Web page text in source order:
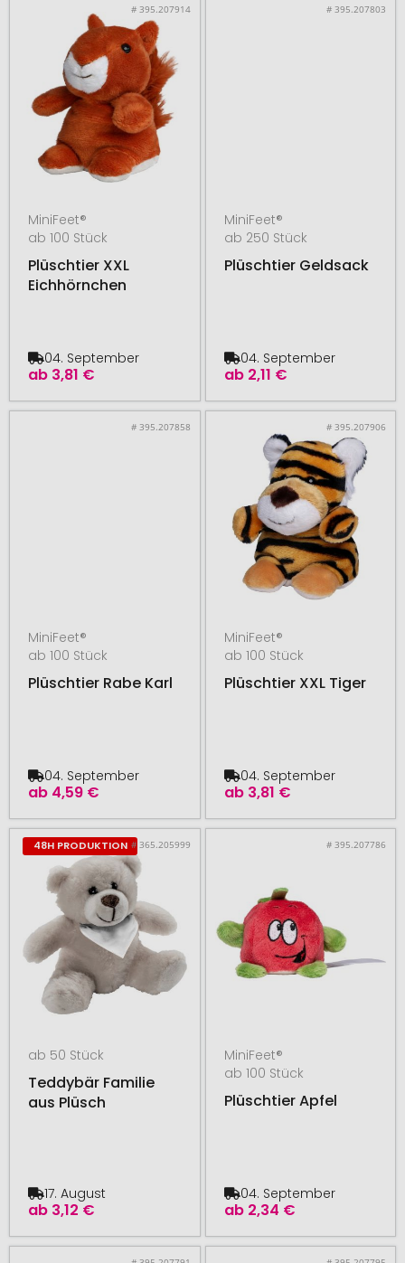
# 395.207914
MiniFeet®
ab 100 Stück
Plüschtier XXL
Eichhörnchen
ab 3,81 €
04. September
# 395.207803
MiniFeet®
ab 250 Stück
Plüschtier Geldsack
ab 2,11 €
04. September
# 395.207858
MiniFeet®
ab 100 Stück
Plüschtier Rabe Karl
ab 4,59 €
04. September
# 395.207906
MiniFeet®
ab 100 Stück
Plüschtier XXL Tiger
ab 3,81 €
04. September
48H PRODUKTION # 365.205999
ab 50 Stück
Teddybär Familie
aus Plüsch
ab 3,12 €
17. August
# 395.207786
MiniFeet®
ab 100 Stück
Plüschtier Apfel
ab 2,34 €
04. September